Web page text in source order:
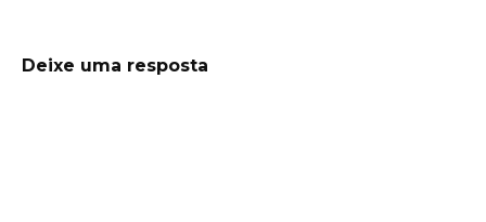
Deixe uma resposta